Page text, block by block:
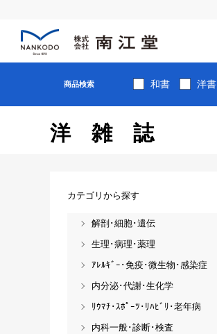
商品検索 和書 洋書
洋雑誌
カテゴリから探す
解剖･細胞･遺伝
生理･病理･薬理
ｱﾚﾙｷﾞｰ･免疫･微生物･感染症
内分泌･代謝･生化学
ﾘｳﾏﾁ･ｽﾎﾟｰﾂ･ﾘﾊﾋﾞﾘ･老年病
内科一般･診断･検査